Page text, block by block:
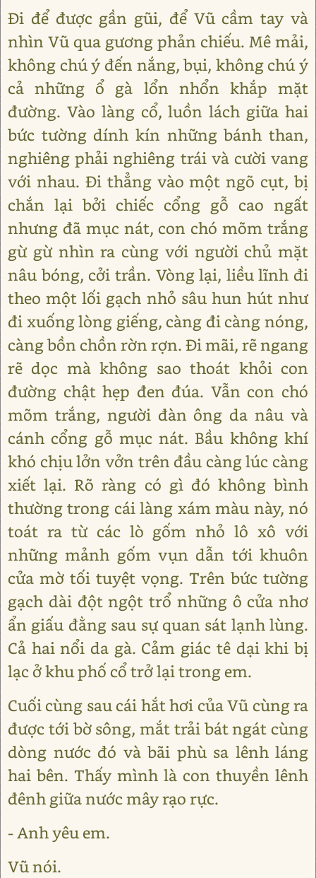
Đi để được gần gũi, để Vũ cầm tay và
nhìn Vũ qua gương phản chiếu. Mê mải,
không chú ý đến nắng, bụi, không chú ý
cả những ổ gà lổn nhổn khắp mặt
đường. Vào làng cổ, luồn lách giữa hai
bức tường dính kín những bánh than,
nghiêng phải nghiêng trái và cười vang
với nhau. Đi thẳng vào một ngõ cụt, bị
chắn lại bởi chiếc cổng gỗ cao ngất
nhưng đã mục nát, con chó mõm trắng
gừ gừ nhìn ra cùng với người chủ mặt
nâu bóng, cởi trần. Vòng lại, liều lĩnh đi
theo một lối gạch nhỏ sâu hun hút như
đi xuống lòng giếng, càng đi càng nóng,
càng bồn chồn rờn rợn. Đi mãi, rẽ ngang
rẽ dọc mà không sao thoát khỏi con
đường chật hẹp đen đúa. Vẫn con chó
mõm trắng, người đàn ông da nâu và
cánh cổng gỗ mục nát. Bầu không khí
khó chịu lởn vởn trên đầu càng lúc càng
xiết lại. Rõ ràng có gì đó không bình
thường trong cái làng xám màu này, nó
toát ra từ các lò gốm nhỏ lô xô với
những mảnh gốm vụn dẫn tới khuôn
cửa mờ tối tuyệt vọng. Trên bức tường
gạch dài đột ngột trổ những ô cửa nhơ
ẩn giấu đằng sau sự quan sát lạnh lùng.
Cả hai nổi da gà. Cảm giác tê dại khi bị
lạc ở khu phố cổ trở lại trong em.
Cuối cùng sau cái hắt hơi của Vũ cùng ra
được tới bờ sông, mắt trải bát ngát cùng
dòng nước đó và bãi phù sa lênh láng
hai bên. Thấy mình là con thuyền lênh
đênh giữa nước mây rạo rực.
- Anh yêu em.
Vũ nói.